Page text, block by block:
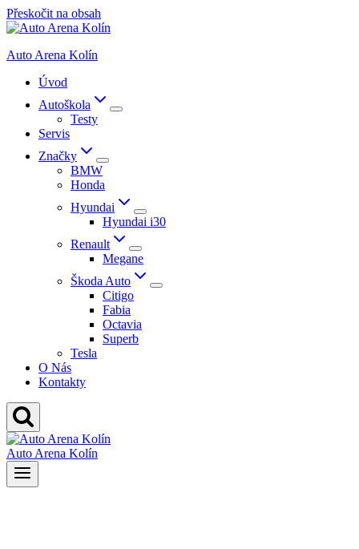
Přeskočit na obsah
Auto Arena Kolín
Úvod
Autoškola
Testy
Servis
Značky
BMW
Honda
Hyundai
Hyundai i30
Renault
Megane
Škoda Auto
Citigo
Fabia
Octavia
Superb
Tesla
O Nás
Kontakty
Auto Arena Kolín